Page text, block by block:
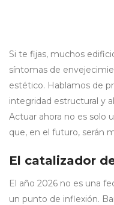
Si te fijas, muchos
síntomas de
estético. Hablamos de
integridad estructural y
Actuar ahora no es solo
que, en el futuro, serán
El catalizador
El año 2026 no es una
un punto de inflexión.